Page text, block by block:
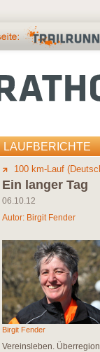
LAUFBERICHTE
100 km-Lauf
Ein langer Tag
06.10.12
Autor: Birgit Fender
Birgit Fender
Vereinsleben.